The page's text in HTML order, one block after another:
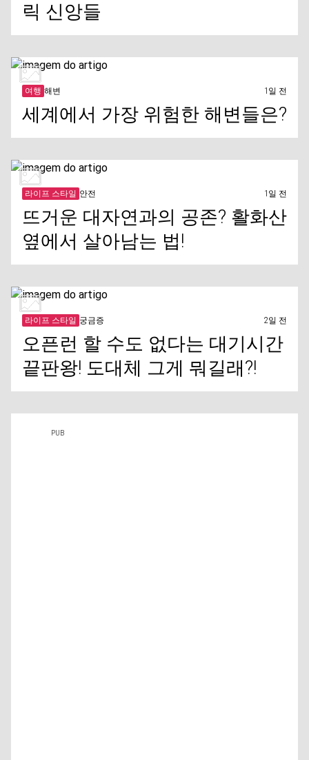
릭 신앙들
여행 해변 1일 전
세계에서 가장 위험한 해변들은?
라이프 스타일 안전 1일 전
뜨거운 대자연과의 공존? 활화산
옆에서 살아남는 법!
라이프 스타일 궁금증 2일 전
오픈런 할 수도 없다는 대기시간
끝판왕! 도대체 그게 뭐길래?!